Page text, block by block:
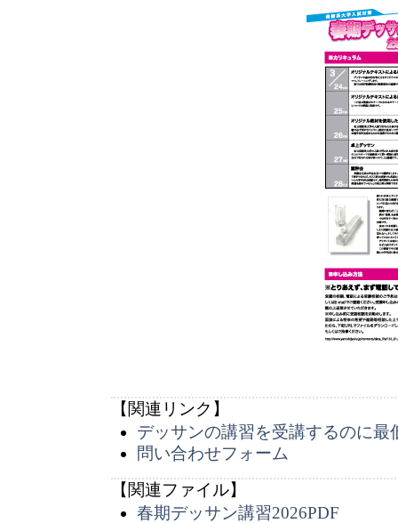
【関連リンク】
デッサンの講習を受講するのに最
問い合わせフォーム
【関連ファイル】
春期デッサン講習2026PDF